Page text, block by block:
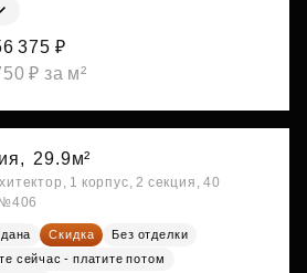
375 ₽
₽ за м²
29.9м²
1 корпус, 2 секция, 40
Скидка
Без отделки
сейчас - платите потом